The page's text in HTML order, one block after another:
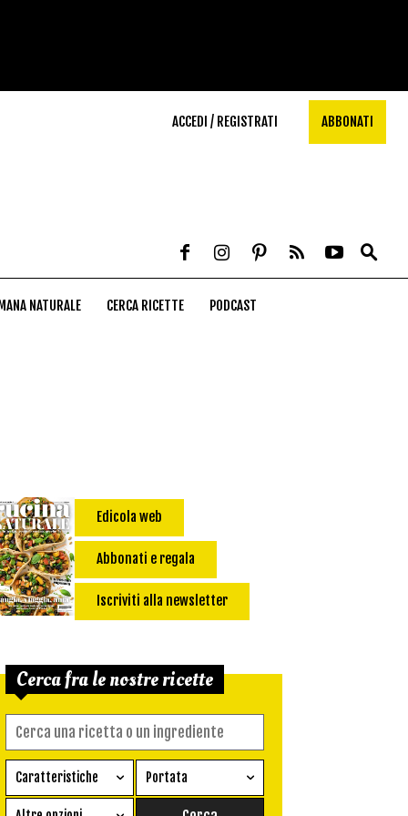
ACCEDI / REGISTRATI ABBONATI
NATURALE CERCA RICETTE PODCAST
Edicola web
Abbonati e regala
Iscriviti alla newsletter
Cerca fra le nostre ricette
Caratteristiche
Ricetta vegetariana
Portata
Antipasto